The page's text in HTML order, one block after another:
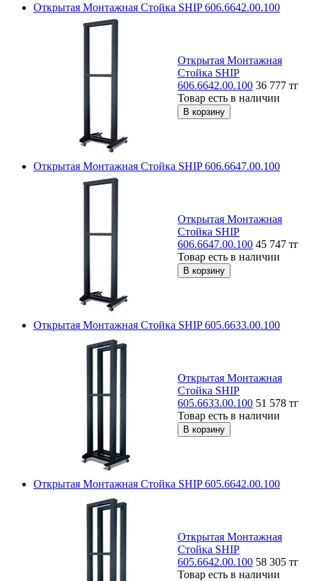
Открытая Монтажная Стойка SHIP 606.6642.00.100
Открытая Монтажная
Стойка SHIP
606.6642.00.100 36 777 тг
Товар есть в наличии
Открытая Монтажная Стойка SHIP 606.6647.00.100
Открытая Монтажная
Стойка SHIP
606.6647.00.100 45 747 тг
Товар есть в наличии
Открытая Монтажная Стойка SHIP 605.6633.00.100
Открытая Монтажная
Стойка SHIP
605.6633.00.100 51 578 тг
Товар есть в наличии
Открытая Монтажная Стойка SHIP 605.6642.00.100
Открытая Монтажная
Стойка SHIP
605.6642.00.100 58 305 тг
Товар есть в наличии